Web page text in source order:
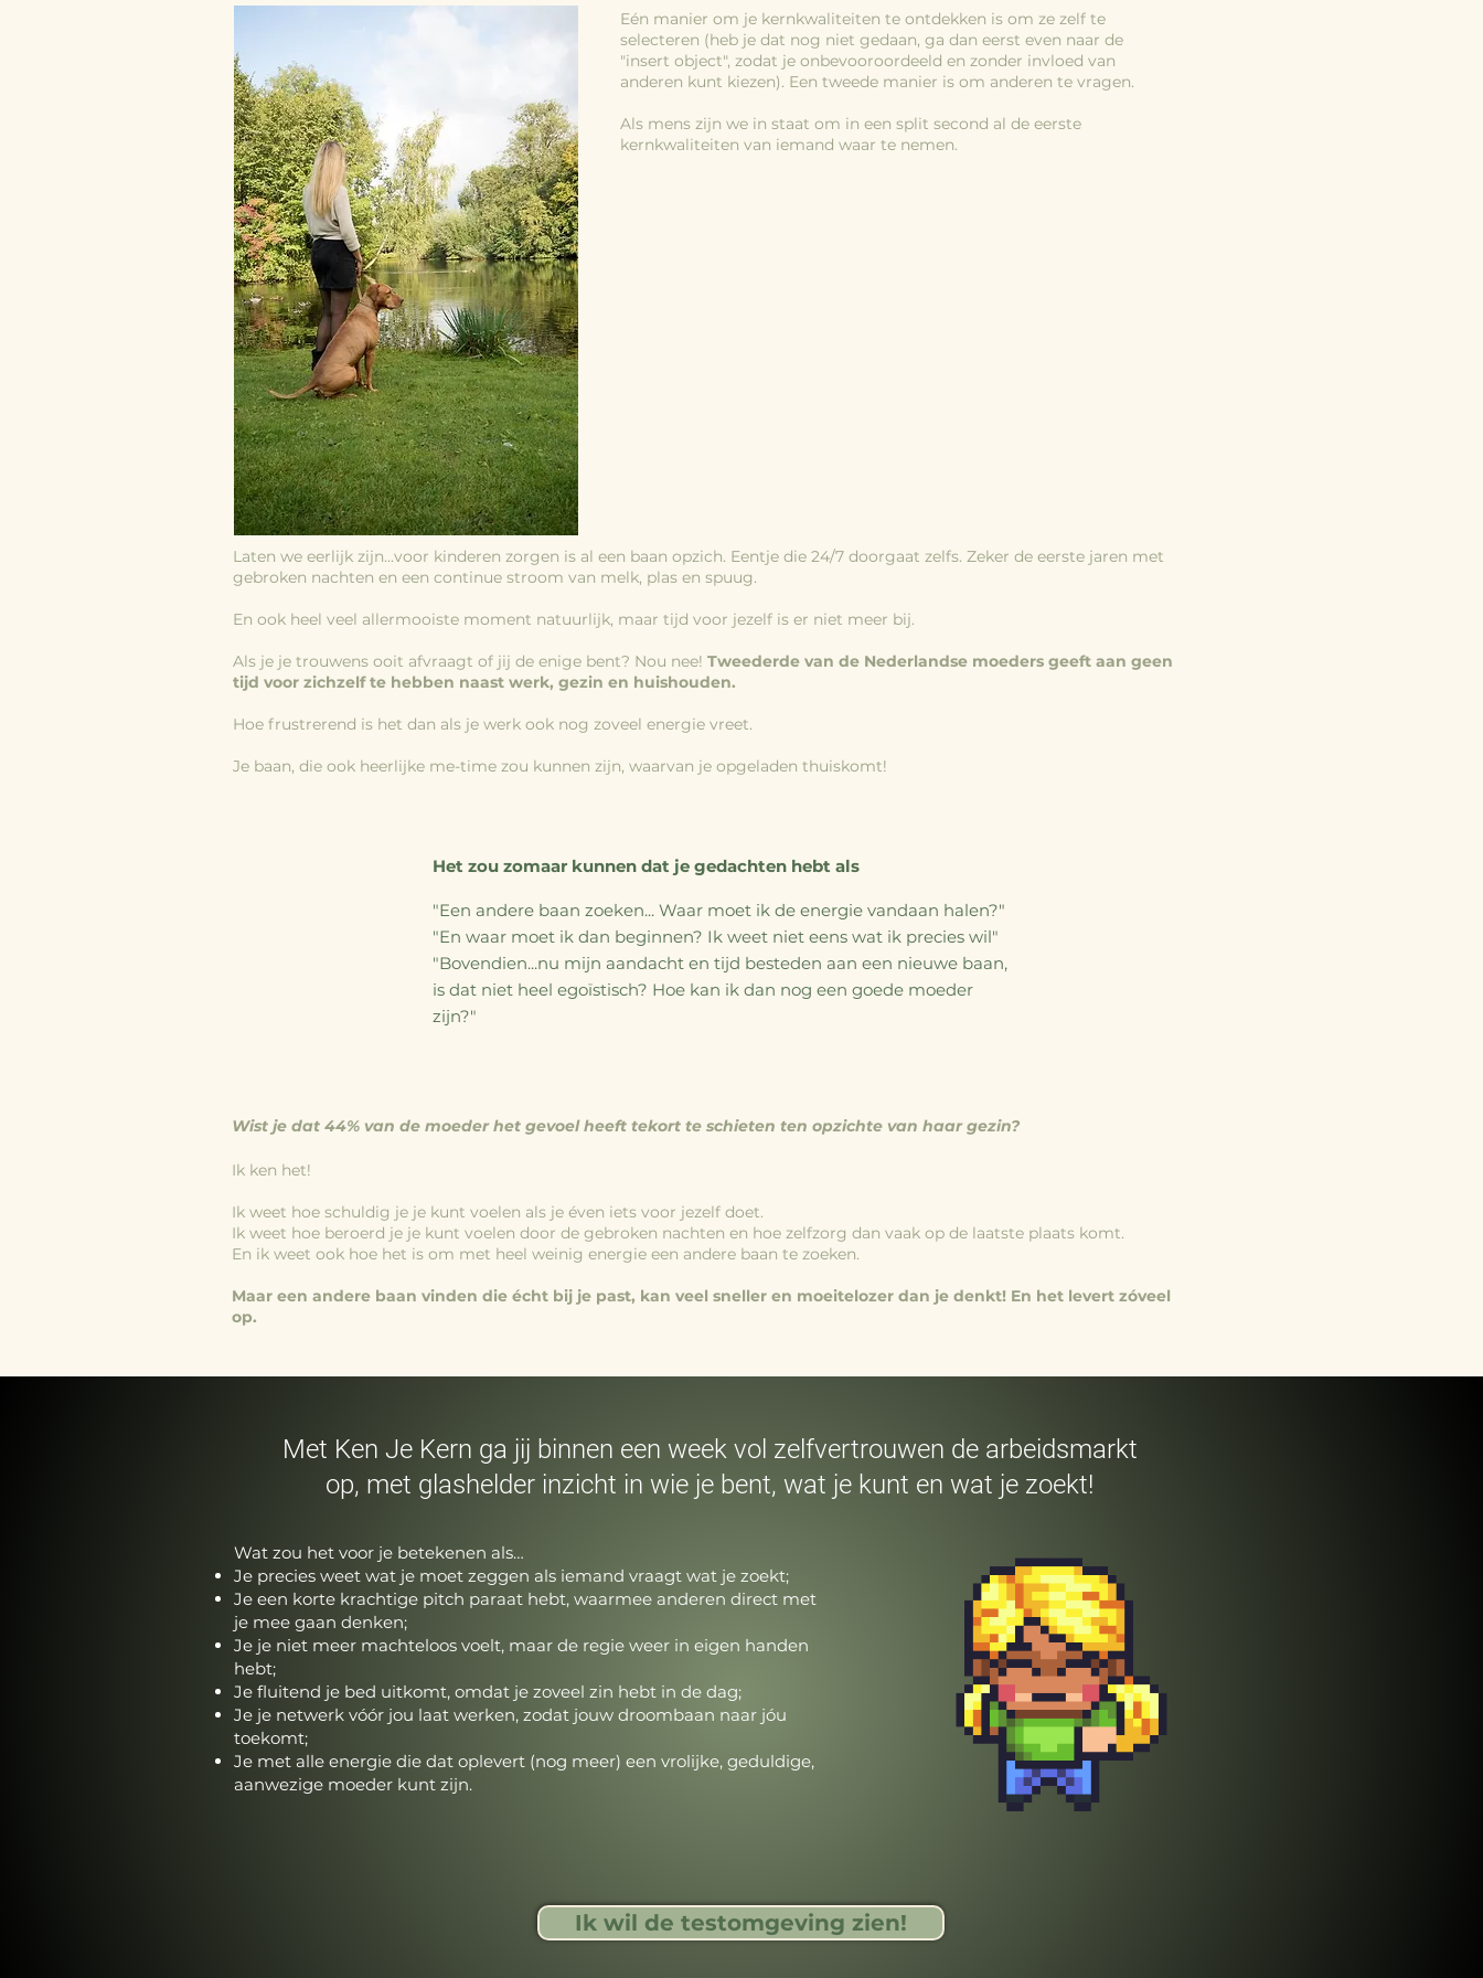
Eén manier om je kernkwaliteiten te ontdekken is om ze zelf te
selecteren (heb je dat nog niet gedaan, ga dan eerst even naar de
"insert object", zodat je onbevooroordeeld en zonder invloed van
anderen kunt kiezen). Een tweede manier is om anderen te vragen.
Als mens zijn we in staat om in een split second al de eerste
kernkwaliteiten van iemand waar te nemen.
Laten we eerlijk zijn...voor kinderen zorgen is al een baan opzich. Eentje die 24/7 doorgaat zelfs. Zeker de eerste jaren met
gebroken nachten en een continue stroom van melk, plas en spuug.
En ook heel veel allermooiste moment natuurlijk, maar tijd voor jezelf is er niet meer bij.
Als je je trouwens ooit afvraagt of jij de enige bent? Nou nee! Tweederde van de Nederlandse moeders geeft aan geen
tijd voor zichzelf te hebben naast werk, gezin en huishouden.
Hoe frustrerend is het dan als je werk ook nog zoveel energie vreet.
Je baan, die ook heerlijke me-time zou kunnen zijn, waarvan je opgeladen thuiskomt!
Het zou zomaar kunnen dat je gedachten hebt als
"Een andere baan zoeken... Waar moet ik de energie vandaan halen?​"
"En waar moet ik dan beginnen? Ik weet niet eens wat ik precies wil"
"Bovendien...nu mijn aandacht en tijd besteden aan een nieuwe baan,
is dat niet heel egoïstisch? Hoe kan ik dan nog een goede moeder
zijn?"
Wist je dat 44% van de moeder het gevoel heeft tekort te schieten ten opzichte van haar gezin?
Ik ken het!
Ik weet hoe schuldig je je kunt voelen als je éven iets voor jezelf doet.
Ik weet hoe beroerd je je kunt voelen door de gebroken nachten en hoe zelfzorg dan vaak op de laatste plaats komt.
En ik weet ook hoe het is om met heel weinig energie een andere baan te zoeken.
Maar een andere baan vinden die écht bij je past, kan veel sneller en moeitelozer dan je denkt! En het levert zóveel
op.
Met Ken Je Kern ga jij binnen een week vol zelfvertrouwen de arbeidsmarkt
op, met glashelder inzicht in wie je bent, wat je kunt en wat je zoekt!
Wat zou het voor je betekenen als…
Je precies weet wat je moet zeggen als iemand vraagt wat je zoekt;
Je een korte krachtige pitch paraat hebt, waarmee anderen direct met
je mee gaan denken;
Je je niet meer machteloos voelt, maar de regie weer in eigen handen
hebt;
Je fluitend je bed uitkomt, omdat je zoveel zin hebt in de dag;
Je je netwerk vóór jou laat werken, zodat jouw droombaan naar jóu
toekomt;
Je met alle energie die dat oplevert (nog meer) een vrolijke, geduldige,
aanwezige moeder kunt zijn.
Ik wil de testomgeving zien!